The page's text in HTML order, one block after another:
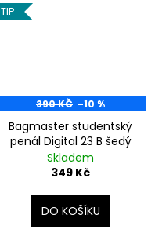
TIP
390 KČ –10 %
Bagmaster studentský
penál Digital 23 B šedý
Skladem
349 Kč
DO KOŠÍKU